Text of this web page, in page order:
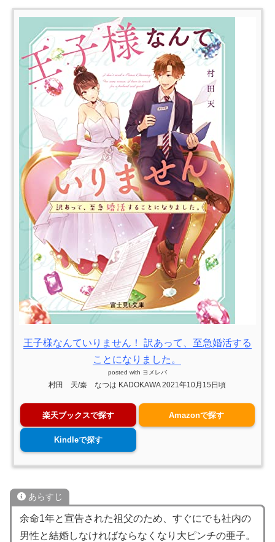
王子様なんていりません！ 訳あって、至急婚活する
ことになりました。
posted with ヨメレバ
村田 天/秦 なつは KADOKAWA 2021年10月15日頃
楽天ブックスで探す Amazonで探す
Kindleで探す
あらすじ
余命1年と宣告された祖父のため、すぐにでも社内の
男性と結婚しなければならなくなり大ピンチの亜子。